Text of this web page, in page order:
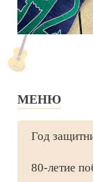
МЕНЮ
Год
80-летие